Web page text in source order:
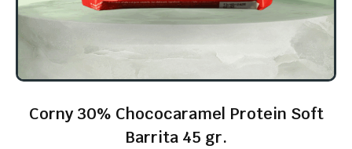
Corny 30% Chococaramel Protein Soft
Barrita 45 gr.